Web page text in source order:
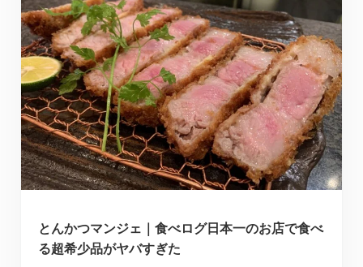
とんかつマンジェ｜食べログ日本一のお店で食べ
る超希少品がヤバすぎた